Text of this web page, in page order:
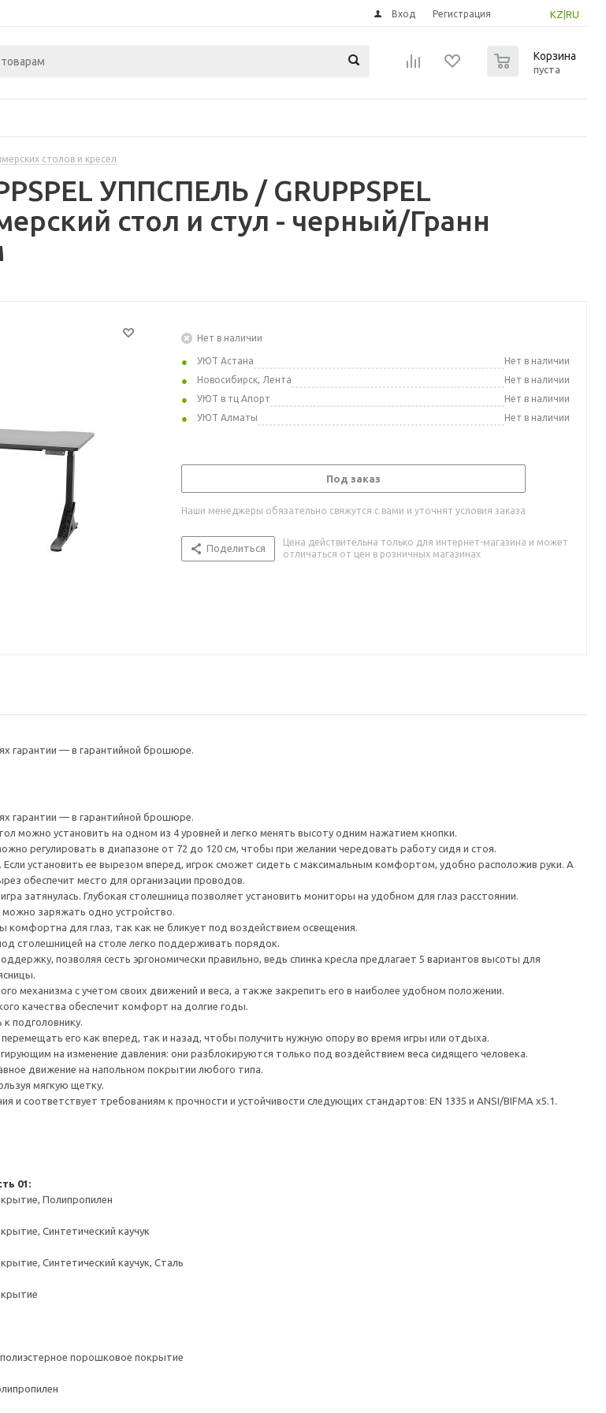
KZ RU
Вход Регистрация
Корзина
пуста
столов и кресел
УППСПЕЛЬ / GRUPPSPEL
стол и стул - черный/Гранн
Нет в наличии
УЮТ Астана
Нет в наличии
Новосибирск, Лента
Нет в наличии
УЮТ в тц Апорт
Нет в наличии
УЮТ Алматы
Нет в наличии
Под заказ
Наши менеджеры обязательно свяжутся с вами и уточнят условия заказа
Поделиться
Цена действительна только для интернет-магазина и может
отличаться от цен в розничных магазинах
гарантии — в гарантийной брошюре.
гарантии — в гарантийной брошюре.
можно установить на одном из 4 уровней и легко менять высоту одним нажатием кнопки.
регулировать в диапазоне от 72 до 120 см, чтобы при желании чередовать работу сидя и стоя.
установить ее вырезом вперед, игрок сможет сидеть с максимальным комфортом, удобно расположив руки. А
обеспечит место для организации проводов.
затянулась. Глубокая столешница позволяет установить мониторы на удобном для глаз расстоянии.
можно заряжать одно устройство.
для глаз, так как не бликует под воздействием освещения.
столешницей на столе легко поддерживать порядок.
позволяя сесть эргономически правильно, ведь спинка кресла предлагает 5 вариантов высоты для
механизма с учетом своих движений и веса, а также закрепить его в наиболее удобном положении.
качества обеспечит комфорт на долгие годы.
к подголовнику.
его как вперед, так и назад, чтобы получить нужную опору во время игры или отдыха.
на изменение давления: они разблокируются только под воздействием веса сидящего человека.
движение на напольном покрытии любого типа.
мягкую щетку.
и соответствует требованиям к прочности и устойчивости следующих стандартов: EN 1335 и ANSI/BIFMA x5.1.
01:
Полипропилен
Синтетический каучук
Синтетический каучук, Сталь
порошковое покрытие